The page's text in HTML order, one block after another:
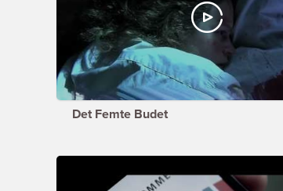
Det Femte Budet